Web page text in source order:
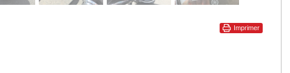
Imprimer